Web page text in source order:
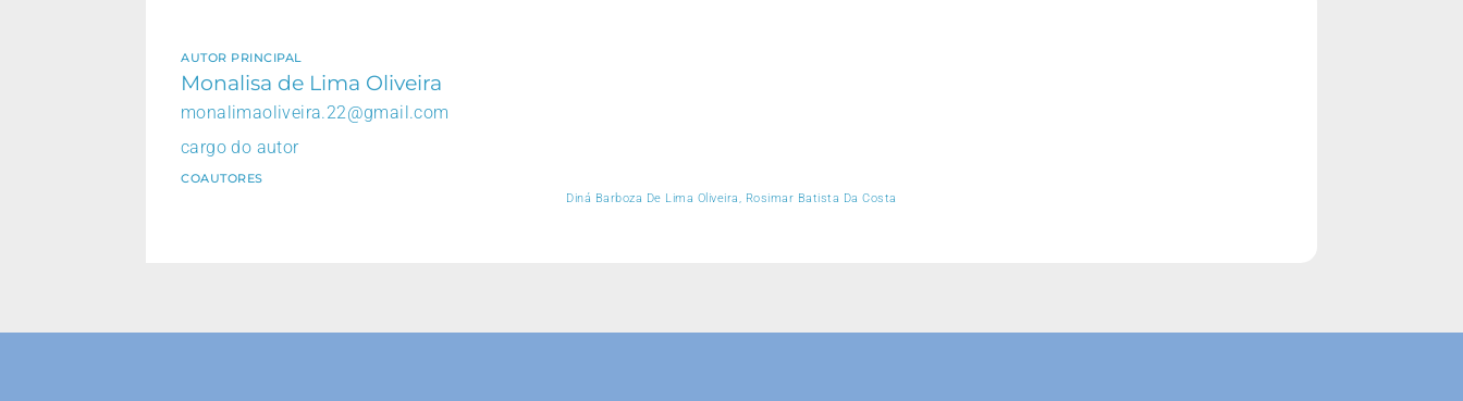
AUTOR PRINCIPAL
Monalisa de Lima Oliveira
monalimaoliveira.22@gmail.com
cargo do autor
COAUTORES
Diná Barboza De Lima Oliveira, Rosimar Batista Da Costa